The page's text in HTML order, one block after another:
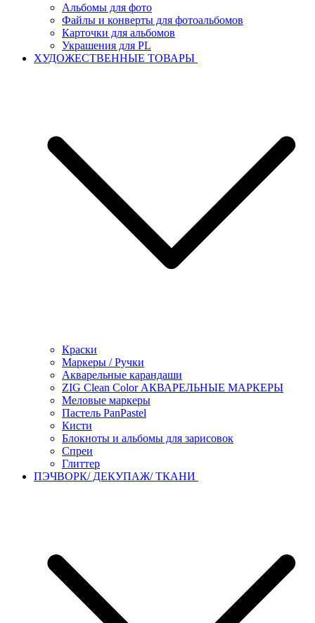
Альбомы для фото
Файлы и конверты для фотоальбомов
Карточки для альбомов
Украшения для PL
ХУДОЖЕСТВЕННЫЕ ТОВАРЫ
Краски
Маркеры / Ручки
Акварельные карандаши
ZIG Clean Color АКВАРЕЛЬНЫЕ МАРКЕРЫ
Меловые маркеры
Пастель PanPastel
Кисти
Блокноты и альбомы для зарисовок
Спреи
Глиттер
ПЭЧВОРК/ ДЕКУПАЖ/ ТКАНИ